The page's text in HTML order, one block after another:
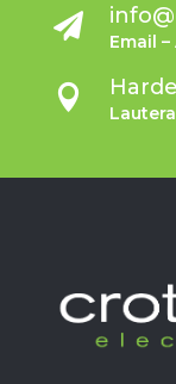

Email
